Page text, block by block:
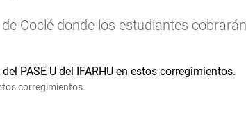
Coclé donde los estudiantes
corregimientos.